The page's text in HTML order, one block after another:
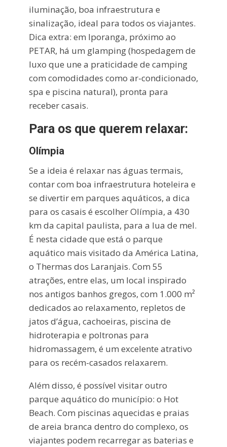
iluminação, boa infraestrutura e
sinalização, ideal para todos os viajantes.
Dica extra: em Iporanga, próximo ao
PETAR, há um glamping (hospedagem de
luxo que une a praticidade de camping
com comodidades como ar-condicionado,
spa e piscina natural), pronta para
receber casais.
Para os que querem relaxar:
Olímpia
Se a ideia é relaxar nas águas termais,
contar com boa infraestrutura hoteleira e
se divertir em parques aquáticos, a dica
para os casais é escolher Olímpia, a 430
km da capital paulista, para a lua de mel.
É nesta cidade que está o parque
aquático mais visitado da América Latina,
o Thermas dos Laranjais. Com 55
atrações, entre elas, um local inspirado
nos antigos banhos gregos, com 1.000 m²
dedicados ao relaxamento, repletos de
jatos d’água, cachoeiras, piscina de
hidroterapia e poltronas para
hidromassagem, é um excelente atrativo
para os recém-casados relaxarem.
Além disso, é possível visitar outro
parque aquático do município: o Hot
Beach. Com piscinas aquecidas e praias
de areia branca dentro do complexo, os
viajantes podem recarregar as baterias e